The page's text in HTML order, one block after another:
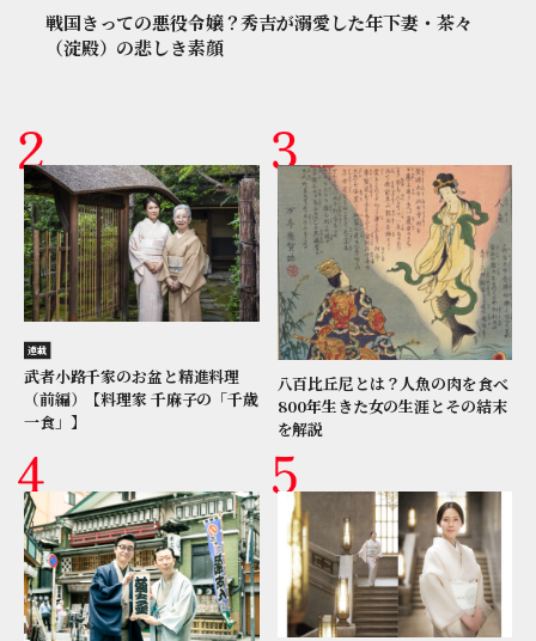
戦国きっての悪役令嬢？秀吉が溺愛した年下妻・茶々
（淀殿）の悲しき素顔
連載
武者小路千家のお盆と精進料理
（前編）【料理家 千麻子の「千歳
一食」】
八百比丘尼とは？人魚の肉を食べ
800年生きた女の生涯とその結末
を解説